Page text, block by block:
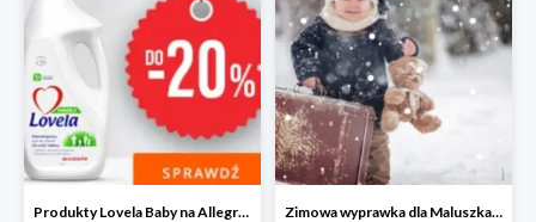
Produkty Lovela Baby na Allegro do -20% Zimowa wyprawka dla Maluszka na Allegro do -40%